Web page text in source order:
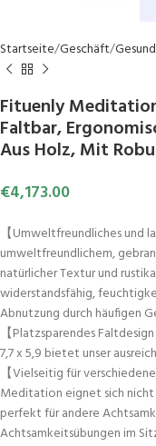
Startseite Geschäft
Fituenly
Faltbar,
Aus Holz, Mit
€4,173.00
【Umweltfreundliches und
umweltfreundlichem,
natürlicher Textur und
widerstandsfähig,
Abnutzung durch häufigen
【Platzsparendes
7,7 x 5,9 bietet unser
【Vielseitig für
Meditation eignet sich
perfekt für andere
Achtsamkeitsübungen im